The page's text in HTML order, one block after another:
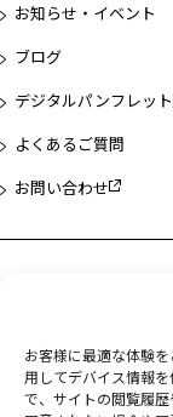
お客様に最適な体験
用してデバイス情報
で、サイトの閲覧履歴
お知らせ・イベント
ブログ
デジタルパンフレット
よくあるご質問
お問い合わせ
ホテルタビノス浜松町